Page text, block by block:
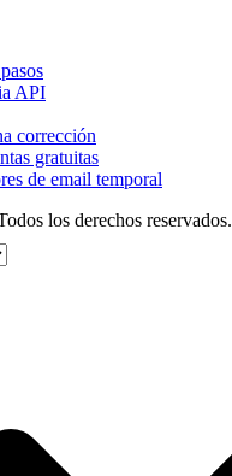
API
corrección
gratuitas
de email temporal
los derechos reservados.